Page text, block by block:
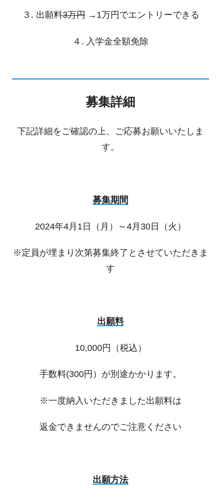
３. 出願料3万円→1万円でエントリーできる
４. 入学金全額免除
募集詳細
下記詳細をご確認の上、ご応募お願いいたしま
す。
募集期間
2024年4月1日（月）～4月30日（火）
※定員が埋まり次第募集終了とさせていただきま
す
出願料
10,000円（税込）
手数料(300円）が別途かかります。
※一度納入いただきました出願料は
返金できませんのでご注意ください
出願方法